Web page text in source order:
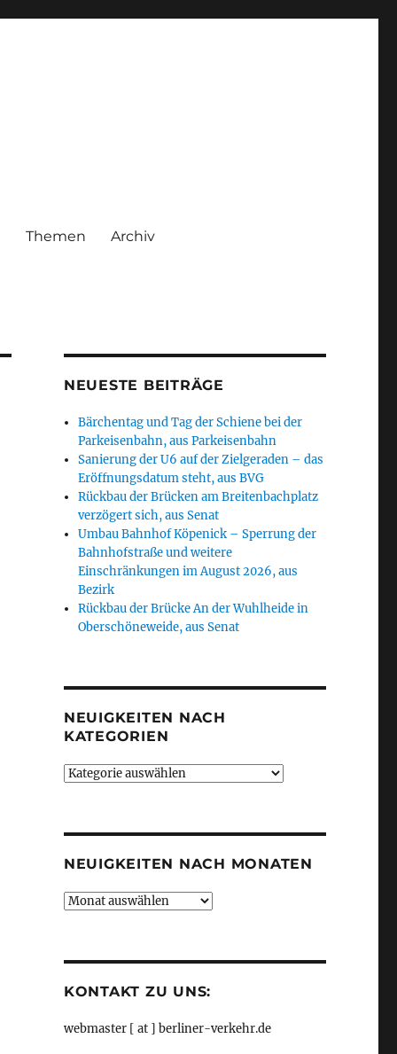
Themen Archiv
NEUESTE BEITRÄGE
Bärchentag und Tag der Schiene bei der
Parkeisenbahn, aus Parkeisenbahn
Sanierung der U6 auf der Zielgeraden – das
Eröffnungsdatum steht, aus BVG
Rückbau der Brücken am Breitenbachplatz
verzögert sich, aus Senat
Umbau Bahnhof Köpenick – Sperrung der
Bahnhofstraße und weitere
Einschränkungen im August 2026, aus
Bezirk
Rückbau der Brücke An der Wuhlheide in
Oberschöneweide, aus Senat
NEUIGKEITEN NACH
KATEGORIEN
Neuigkeiten
NEUIGKEITEN NACH MONATEN
Neuigkeiten
KONTAKT ZU UNS:
webmaster [ at ] berliner-verkehr.de